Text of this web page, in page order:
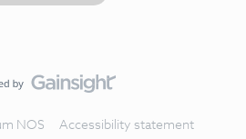
NOS Accessibility statement